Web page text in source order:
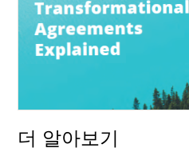
더 알아보기